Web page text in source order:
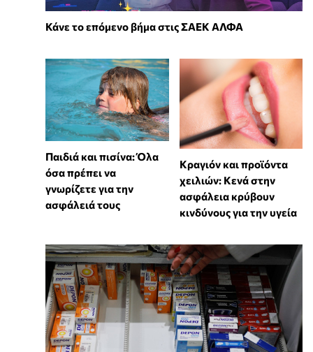
Κάνε το επόμενο βήμα στις ΣΑΕΚ ΑΛΦΑ
Παιδιά και πισίνα: Όλα
όσα πρέπει να
γνωρίζετε για την
ασφάλειά τους
Κραγιόν και προϊόντα
χειλιών: Κενά στην
ασφάλεια κρύβουν
κινδύνους για την υγεία